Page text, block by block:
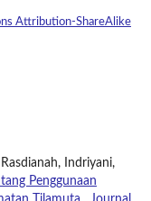
Attribution-ShareAlike
Indriyani,
Penggunaan